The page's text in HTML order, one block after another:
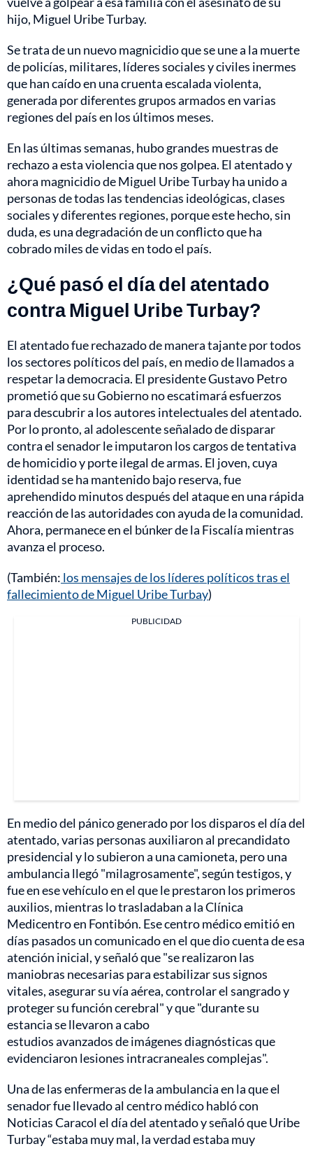
hijo, Miguel Uribe Turbay.
Se trata de un nuevo magnicidio que se une a la muerte
de policías, militares, líderes sociales y civiles inermes
que han caído en una cruenta escalada violenta,
generada por diferentes grupos armados en varias
regiones del país en los últimos meses.
En las últimas semanas, hubo grandes muestras de
rechazo a esta violencia que nos golpea. El atentado y
ahora magnicidio de Miguel Uribe Turbay ha unido a
personas de todas las tendencias ideológicas, clases
sociales y diferentes regiones, porque este hecho, sin
duda, es una degradación de un conflicto que ha
cobrado miles de vidas en todo el país.
¿Qué pasó el día del atentado
contra Miguel Uribe Turbay?
El atentado fue rechazado de manera tajante por todos
los sectores políticos del país, en medio de llamados a
respetar la democracia. El presidente Gustavo Petro
prometió que su Gobierno no escatimará esfuerzos
para descubrir a los autores intelectuales del atentado.
Por lo pronto, al adolescente señalado de disparar
contra el senador le imputaron los cargos de tentativa
de homicidio y porte ilegal de armas. El joven, cuya
identidad se ha mantenido bajo reserva, fue
aprehendido minutos después del ataque en una rápida
reacción de las autoridades con ayuda de la comunidad.
Ahora, permanece en el búnker de la Fiscalía mientras
avanza el proceso.
(También: los mensajes de los líderes políticos tras el
fallecimiento de Miguel Uribe Turbay)
PUBLICIDAD
En medio del pánico generado por los disparos el día del
atentado, varias personas auxiliaron al precandidato
presidencial y lo subieron a una camioneta, pero una
ambulancia llegó "milagrosamente", según testigos, y
fue en ese vehículo en el que le prestaron los primeros
auxilios, mientras lo trasladaban a la Clínica
Medicentro en Fontibón. Ese centro médico emitió en
días pasados un comunicado en el que dio cuenta de esa
atención inicial, y señaló que "se realizaron las
maniobras necesarias para estabilizar sus signos
vitales, asegurar su vía aérea, controlar el sangrado y
proteger su función cerebral" y que "durante su
estancia se llevaron a cabo
estudios avanzados de imágenes diagnósticas que
evidenciaron lesiones intracraneales complejas".
Una de las enfermeras de la ambulancia en la que el
senador fue llevado al centro médico habló con
Noticias Caracol el día del atentado y señaló que Uribe
Turbay “estaba muy mal, la verdad estaba muy